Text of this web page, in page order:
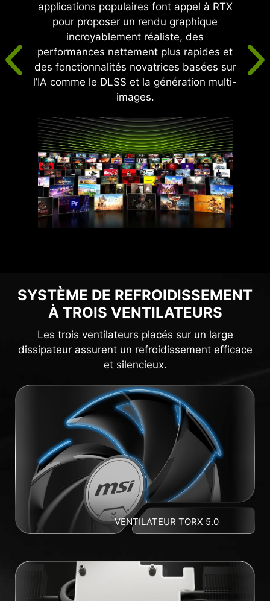
applications populaires font appel à RTX
pour proposer un rendu graphique
incroyablement réaliste, des
performances nettement plus rapides et
des fonctionnalités novatrices basées sur
l’IA comme le DLSS et la génération multi-
images.
SYSTÈME DE REFROIDISSEMENT
À TROIS VENTILATEURS
Les trois ventilateurs placés sur un large
dissipateur assurent un refroidissement efficace
et silencieux.
VENTILATEUR TORX 5.0